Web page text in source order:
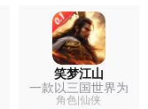
笑梦江山
一款以三国世界为
背景的动作角...
角色|仙侠